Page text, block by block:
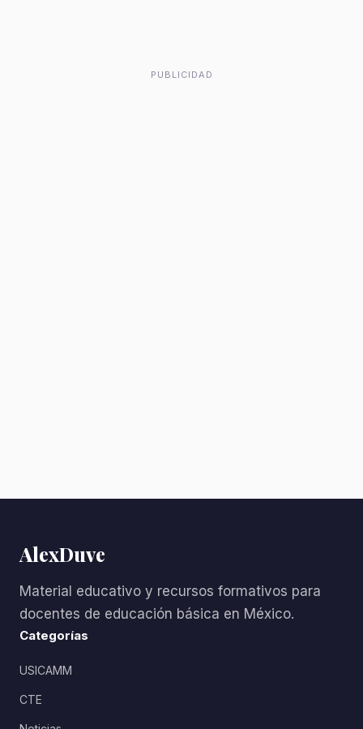
PUBLICIDAD
AlexDuve
Material educativo y recursos formativos para
docentes de educación básica en México.
Categorías
USICAMM
CTE